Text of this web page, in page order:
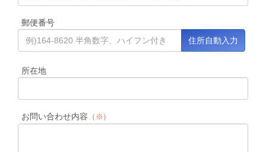
郵便番号
所在地
お問い合わせ内容 （※）